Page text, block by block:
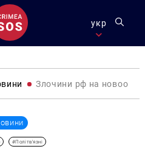
укр
Злочини рф на
#Політв'язні